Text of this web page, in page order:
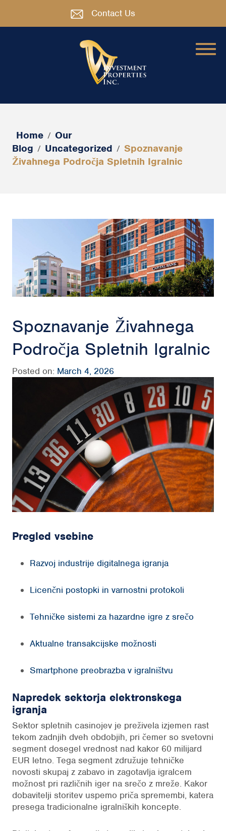
Contact Us
Home / Our
Blog / Uncategorized / Spoznavanje
Živahnega Področja Spletnih Igralnic
Spoznavanje Živahnega
Področja Spletnih Igralnic
Posted on: March 4, 2026
Pregled vsebine
Razvoj industrije digitalnega igranja
Licenčni postopki in varnostni protokoli
Tehničke sistemi za hazardne igre z srečo
Aktualne transakcijske možnosti
Smartphone preobrazba v igralništvu
Napredek sektorja elektronskega
igranja
Sektor spletnih casinojev je preživela izjemen rast
tekom zadnjih dveh obdobjih, pri čemer so svetovni
segment dosegel vrednost nad kakor 60 milijard
EUR letno. Tega segment združuje tehničke
novosti skupaj z zabavo in zagotavlja igralcem
možnost pri različnih iger na srečo z mreže. Kakor
dobavitelji storitev uspemo priča spremembi, katera
presega tradicionalne igralniških koncepte.